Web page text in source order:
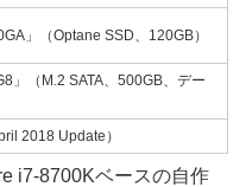
」（Optane SSD、120GB）
」（M.2 SATA、500GB、デー
2018 Update）
i7-8700Kベースの自作